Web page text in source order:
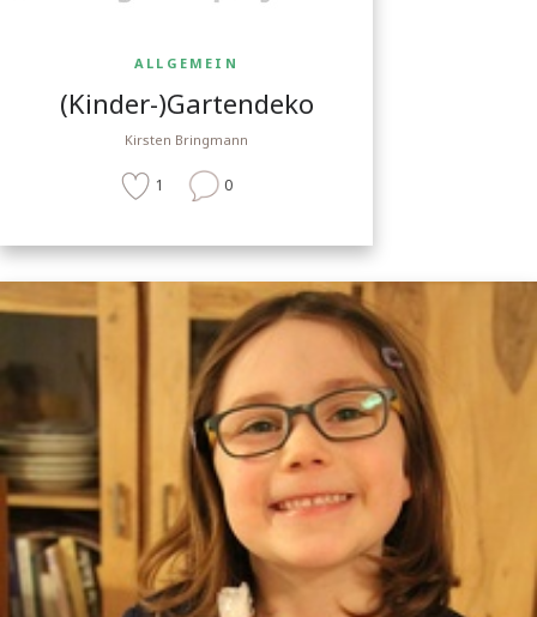
ALLGEMEIN
(Kinder-)Gartendeko
Kirsten Bringmann
1 0